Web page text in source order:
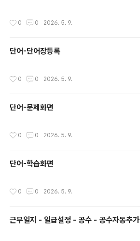
0 0 2026. 5. 9.
단어-단어장등록
0 0 2026. 5. 9.
단어-문제화면
0 0 2026. 5. 9.
단어-학습화면
0 0 2026. 5. 9.
근무일지 - 일급설정 - 공수 - 공수자동추가